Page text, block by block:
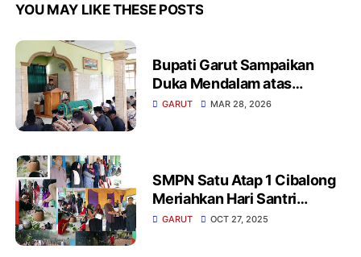
YOU MAY LIKE THESE POSTS
Bupati Garut Sampaikan
Duka Mendalam atas
Wafatnya Sekmat
GARUT MAR 28, 2026
SMPN Satu Atap 1 Cibalong
Meriahkan Hari Santri
Nasional 2025 Dan Diisi
GARUT OCT 27, 2025